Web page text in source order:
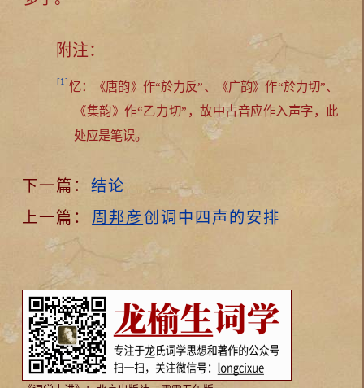
附注：
[1]忆：《唐韵》作“於力反”、《广韵》作“於力切”、
《集韵》作“乙力切”，故中古音应作入声字，此
处应是笔误。
下一篇： 结论
上一篇：
周邦彦创调中四声的安排